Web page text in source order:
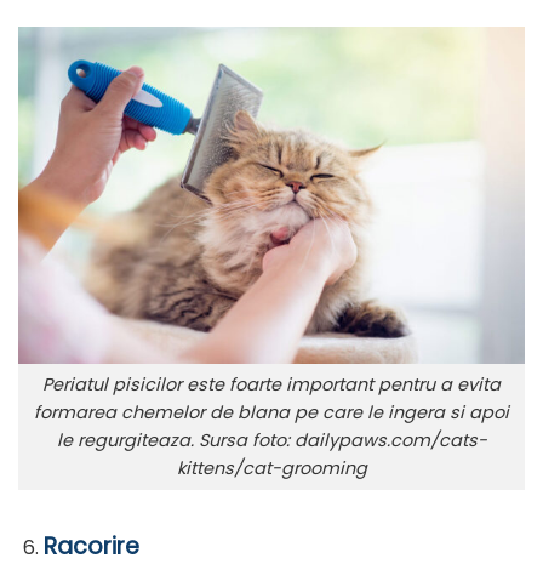
Periatul pisicilor este foarte important pentru a evita
formarea chemelor de blana pe care le ingera si apoi
le regurgiteaza. Sursa foto: dailypaws.com/cats-
kittens/cat-grooming
Racorire